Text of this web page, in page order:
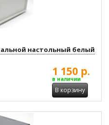
настольный белый
1 150 р.
в наличии
В корзину